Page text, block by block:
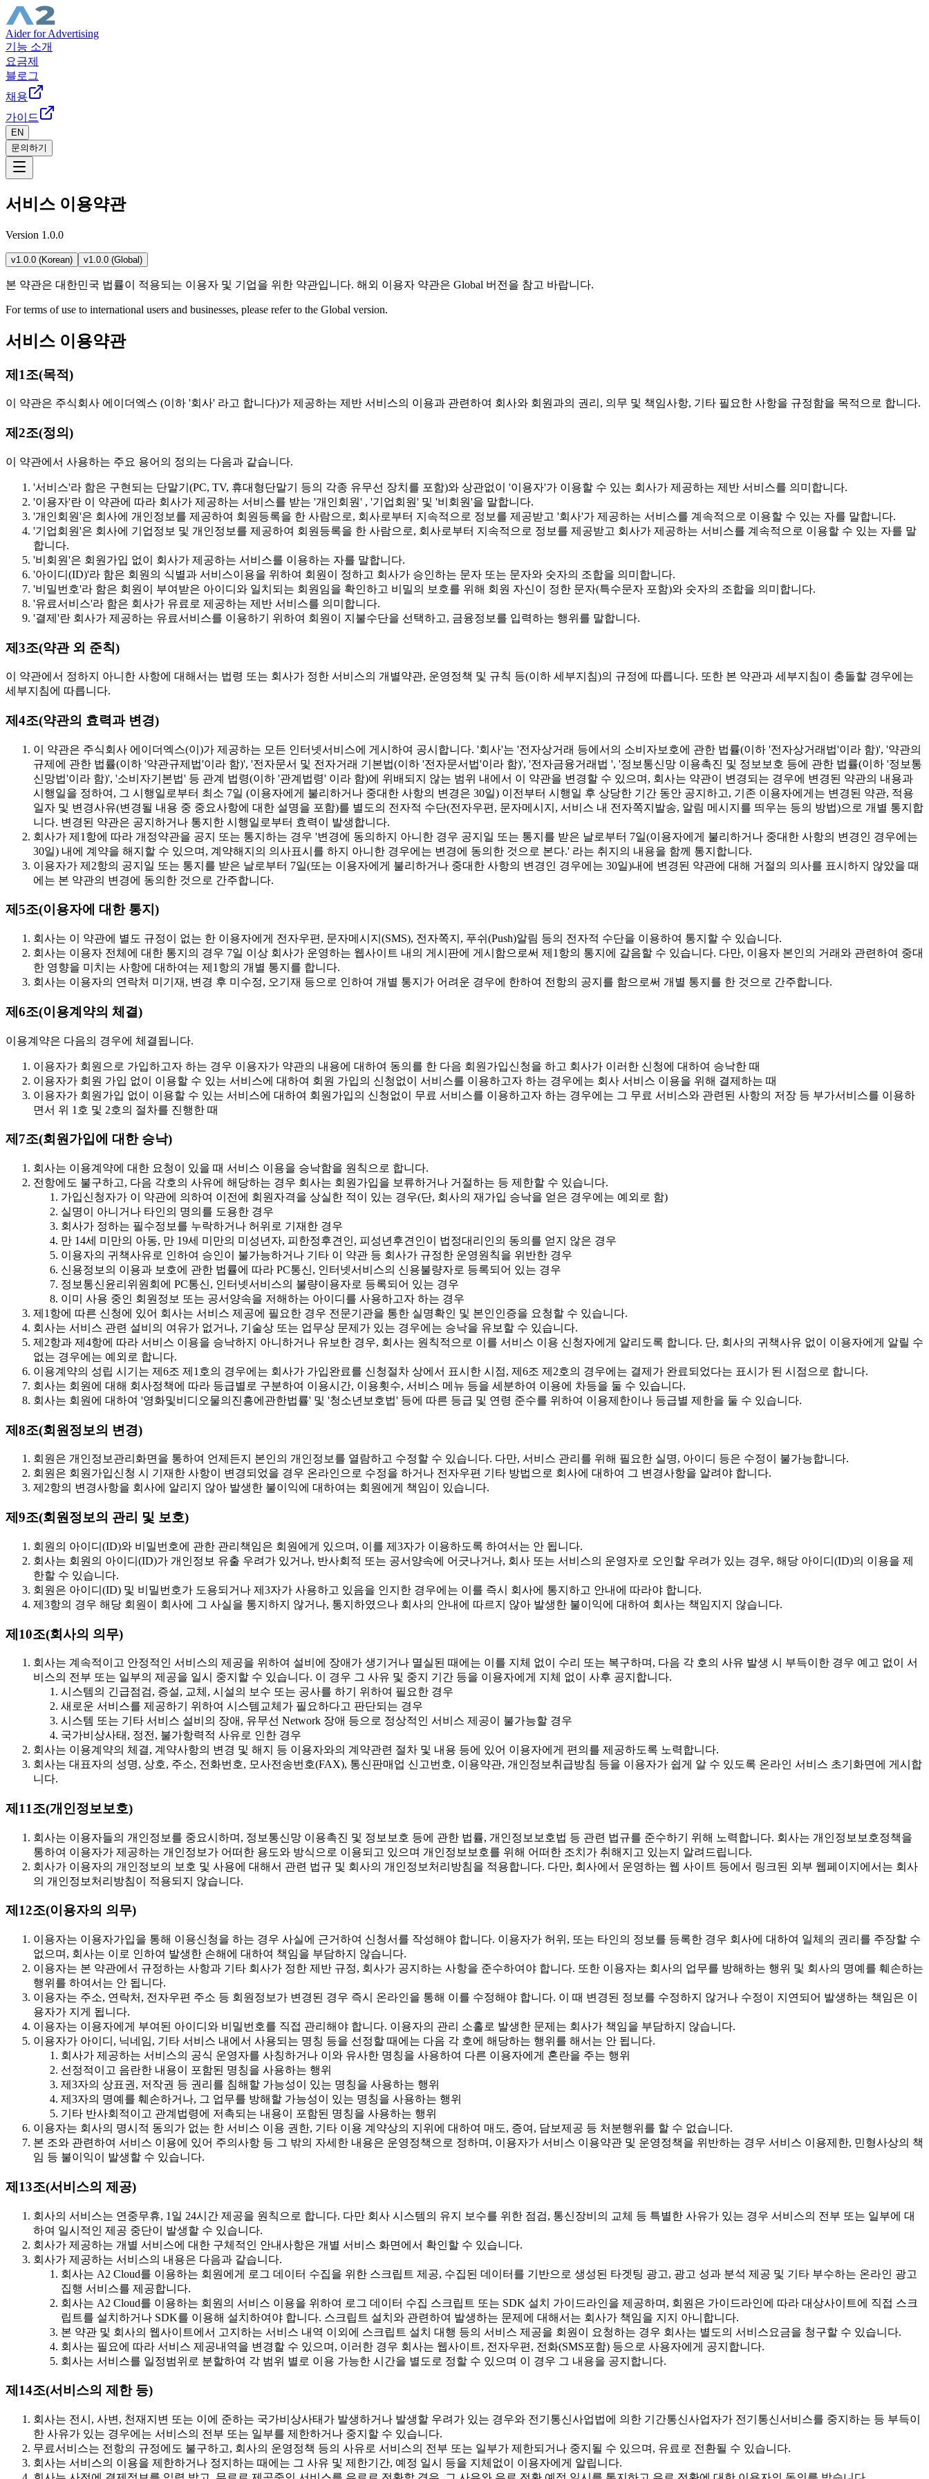
Aider for Advertising
기능 소개
요금제
블로그
채용
가이드
EN
문의하기
서비스 이용약관
Version 1.0.0
v1.0.0 (Korean) v1.0.0 (Global)
본 약관은 대한민국 법률이 적용되는 이용자 및 기업을 위한 약관입니다. 해외 이용자 약관은 Global 버전을 참고 바랍니다.
For terms of use to international users and businesses, please refer to the Global version.
서비스 이용약관
제1조(목적)
이 약관은 주식회사 에이더엑스 (이하 '회사' 라고 합니다)가 제공하는 제반 서비스의 이용과 관련하여 회사와 회원과의 권리, 의무 및 책임사항, 기타 필요한 사항을 규정함을 목적으로 합니다.
제2조(정의)
이 약관에서 사용하는 주요 용어의 정의는 다음과 같습니다.
'서비스'라 함은 구현되는 단말기(PC, TV, 휴대형단말기 등의 각종 유무선 장치를 포함)와 상관없이 '이용자'가 이용할 수 있는 회사가 제공하는 제반 서비스를 의미합니다.
'이용자'란 이 약관에 따라 회사가 제공하는 서비스를 받는 '개인회원' , '기업회원' 및 '비회원'을 말합니다.
'개인회원'은 회사에 개인정보를 제공하여 회원등록을 한 사람으로, 회사로부터 지속적으로 정보를 제공받고 '회사'가 제공하는 서비스를 계속적으로 이용할 수 있는 자를 말합니다.
'기업회원'은 회사에 기업정보 및 개인정보를 제공하여 회원등록을 한 사람으로, 회사로부터 지속적으로 정보를 제공받고 회사가 제공하는 서비스를 계속적으로 이용할 수 있는 자를 말
합니다.
'비회원'은 회원가입 없이 회사가 제공하는 서비스를 이용하는 자를 말합니다.
'아이디(ID)'라 함은 회원의 식별과 서비스이용을 위하여 회원이 정하고 회사가 승인하는 문자 또는 문자와 숫자의 조합을 의미합니다.
'비밀번호'라 함은 회원이 부여받은 아이디와 일치되는 회원임을 확인하고 비밀의 보호를 위해 회원 자신이 정한 문자(특수문자 포함)와 숫자의 조합을 의미합니다.
'유료서비스'라 함은 회사가 유료로 제공하는 제반 서비스를 의미합니다.
'결제'란 회사가 제공하는 유료서비스를 이용하기 위하여 회원이 지불수단을 선택하고, 금융정보를 입력하는 행위를 말합니다.
제3조(약관 외 준칙)
이 약관에서 정하지 아니한 사항에 대해서는 법령 또는 회사가 정한 서비스의 개별약관, 운영정책 및 규칙 등(이하 세부지침)의 규정에 따릅니다. 또한 본 약관과 세부지침이 충돌할 경우에는
세부지침에 따릅니다.
제4조(약관의 효력과 변경)
이 약관은 주식회사 에이더엑스(이)가 제공하는 모든 인터넷서비스에 게시하여 공시합니다. '회사'는 '전자상거래 등에서의 소비자보호에 관한 법률(이하 '전자상거래법'이라 함)', '약관의
규제에 관한 법률(이하 '약관규제법'이라 함)', '전자문서 및 전자거래 기본법(이하 '전자문서법'이라 함)', '전자금융거래법 ', '정보통신망 이용촉진 및 정보보호 등에 관한 법률(이하 '정보통
신망법'이라 함)', '소비자기본법' 등 관계 법령(이하 '관계법령' 이라 함)에 위배되지 않는 범위 내에서 이 약관을 변경할 수 있으며, 회사는 약관이 변경되는 경우에 변경된 약관의 내용과
시행일을 정하여, 그 시행일로부터 최소 7일 (이용자에게 불리하거나 중대한 사항의 변경은 30일) 이전부터 시행일 후 상당한 기간 동안 공지하고, 기존 이용자에게는 변경된 약관, 적용
일자 및 변경사유(변경될 내용 중 중요사항에 대한 설명을 포함)를 별도의 전자적 수단(전자우편, 문자메시지, 서비스 내 전자쪽지발송, 알림 메시지를 띄우는 등의 방법)으로 개별 통지합
니다. 변경된 약관은 공지하거나 통지한 시행일로부터 효력이 발생합니다.
회사가 제1항에 따라 개정약관을 공지 또는 통지하는 경우 '변경에 동의하지 아니한 경우 공지일 또는 통지를 받은 날로부터 7일(이용자에게 불리하거나 중대한 사항의 변경인 경우에는
30일) 내에 계약을 해지할 수 있으며, 계약해지의 의사표시를 하지 아니한 경우에는 변경에 동의한 것으로 본다.' 라는 취지의 내용을 함께 통지합니다.
이용자가 제2항의 공지일 또는 통지를 받은 날로부터 7일(또는 이용자에게 불리하거나 중대한 사항의 변경인 경우에는 30일)내에 변경된 약관에 대해 거절의 의사를 표시하지 않았을 때
에는 본 약관의 변경에 동의한 것으로 간주합니다.
제5조(이용자에 대한 통지)
회사는 이 약관에 별도 규정이 없는 한 이용자에게 전자우편, 문자메시지(SMS), 전자쪽지, 푸쉬(Push)알림 등의 전자적 수단을 이용하여 통지할 수 있습니다.
회사는 이용자 전체에 대한 통지의 경우 7일 이상 회사가 운영하는 웹사이트 내의 게시판에 게시함으로써 제1항의 통지에 갈음할 수 있습니다. 다만, 이용자 본인의 거래와 관련하여 중대
한 영향을 미치는 사항에 대하여는 제1항의 개별 통지를 합니다.
회사는 이용자의 연락처 미기재, 변경 후 미수정, 오기재 등으로 인하여 개별 통지가 어려운 경우에 한하여 전항의 공지를 함으로써 개별 통지를 한 것으로 간주합니다.
제6조(이용계약의 체결)
이용계약은 다음의 경우에 체결됩니다.
이용자가 회원으로 가입하고자 하는 경우 이용자가 약관의 내용에 대하여 동의를 한 다음 회원가입신청을 하고 회사가 이러한 신청에 대하여 승낙한 때
이용자가 회원 가입 없이 이용할 수 있는 서비스에 대하여 회원 가입의 신청없이 서비스를 이용하고자 하는 경우에는 회사 서비스 이용을 위해 결제하는 때
이용자가 회원가입 없이 이용할 수 있는 서비스에 대하여 회원가입의 신청없이 무료 서비스를 이용하고자 하는 경우에는 그 무료 서비스와 관련된 사항의 저장 등 부가서비스를 이용하
면서 위 1호 및 2호의 절차를 진행한 때
제7조(회원가입에 대한 승낙)
회사는 이용계약에 대한 요청이 있을 때 서비스 이용을 승낙함을 원칙으로 합니다.
전항에도 불구하고, 다음 각호의 사유에 해당하는 경우 회사는 회원가입을 보류하거나 거절하는 등 제한할 수 있습니다.
가입신청자가 이 약관에 의하여 이전에 회원자격을 상실한 적이 있는 경우(단, 회사의 재가입 승낙을 얻은 경우에는 예외로 함)
실명이 아니거나 타인의 명의를 도용한 경우
회사가 정하는 필수정보를 누락하거나 허위로 기재한 경우
만 14세 미만의 아동, 만 19세 미만의 미성년자, 피한정후견인, 피성년후견인이 법정대리인의 동의를 얻지 않은 경우
이용자의 귀책사유로 인하여 승인이 불가능하거나 기타 이 약관 등 회사가 규정한 운영원칙을 위반한 경우
신용정보의 이용과 보호에 관한 법률에 따라 PC통신, 인터넷서비스의 신용불량자로 등록되어 있는 경우
정보통신윤리위원회에 PC통신, 인터넷서비스의 불량이용자로 등록되어 있는 경우
이미 사용 중인 회원정보 또는 공서양속을 저해하는 아이디를 사용하고자 하는 경우
제1항에 따른 신청에 있어 회사는 서비스 제공에 필요한 경우 전문기관을 통한 실명확인 및 본인인증을 요청할 수 있습니다.
회사는 서비스 관련 설비의 여유가 없거나, 기술상 또는 업무상 문제가 있는 경우에는 승낙을 유보할 수 있습니다.
제2항과 제4항에 따라 서비스 이용을 승낙하지 아니하거나 유보한 경우, 회사는 원칙적으로 이를 서비스 이용 신청자에게 알리도록 합니다. 단, 회사의 귀책사유 없이 이용자에게 알릴 수
없는 경우에는 예외로 합니다.
이용계약의 성립 시기는 제6조 제1호의 경우에는 회사가 가입완료를 신청절차 상에서 표시한 시점, 제6조 제2호의 경우에는 결제가 완료되었다는 표시가 된 시점으로 합니다.
회사는 회원에 대해 회사정책에 따라 등급별로 구분하여 이용시간, 이용횟수, 서비스 메뉴 등을 세분하여 이용에 차등을 둘 수 있습니다.
회사는 회원에 대하여 '영화및비디오물의진흥에관한법률' 및 '청소년보호법' 등에 따른 등급 및 연령 준수를 위하여 이용제한이나 등급별 제한을 둘 수 있습니다.
제8조(회원정보의 변경)
회원은 개인정보관리화면을 통하여 언제든지 본인의 개인정보를 열람하고 수정할 수 있습니다. 다만, 서비스 관리를 위해 필요한 실명, 아이디 등은 수정이 불가능합니다.
회원은 회원가입신청 시 기재한 사항이 변경되었을 경우 온라인으로 수정을 하거나 전자우편 기타 방법으로 회사에 대하여 그 변경사항을 알려야 합니다.
제2항의 변경사항을 회사에 알리지 않아 발생한 불이익에 대하여는 회원에게 책임이 있습니다.
제9조(회원정보의 관리 및 보호)
회원의 아이디(ID)와 비밀번호에 관한 관리책임은 회원에게 있으며, 이를 제3자가 이용하도록 하여서는 안 됩니다.
회사는 회원의 아이디(ID)가 개인정보 유출 우려가 있거나, 반사회적 또는 공서양속에 어긋나거나, 회사 또는 서비스의 운영자로 오인할 우려가 있는 경우, 해당 아이디(ID)의 이용을 제
한할 수 있습니다.
회원은 아이디(ID) 및 비밀번호가 도용되거나 제3자가 사용하고 있음을 인지한 경우에는 이를 즉시 회사에 통지하고 안내에 따라야 합니다.
제3항의 경우 해당 회원이 회사에 그 사실을 통지하지 않거나, 통지하였으나 회사의 안내에 따르지 않아 발생한 불이익에 대하여 회사는 책임지지 않습니다.
제10조(회사의 의무)
회사는 계속적이고 안정적인 서비스의 제공을 위하여 설비에 장애가 생기거나 멸실된 때에는 이를 지체 없이 수리 또는 복구하며, 다음 각 호의 사유 발생 시 부득이한 경우 예고 없이 서
비스의 전부 또는 일부의 제공을 일시 중지할 수 있습니다. 이 경우 그 사유 및 중지 기간 등을 이용자에게 지체 없이 사후 공지합니다.
시스템의 긴급점검, 증설, 교체, 시설의 보수 또는 공사를 하기 위하여 필요한 경우
새로운 서비스를 제공하기 위하여 시스템교체가 필요하다고 판단되는 경우
시스템 또는 기타 서비스 설비의 장애, 유무선 Network 장애 등으로 정상적인 서비스 제공이 불가능할 경우
국가비상사태, 정전, 불가항력적 사유로 인한 경우
회사는 이용계약의 체결, 계약사항의 변경 및 해지 등 이용자와의 계약관련 절차 및 내용 등에 있어 이용자에게 편의를 제공하도록 노력합니다.
회사는 대표자의 성명, 상호, 주소, 전화번호, 모사전송번호(FAX), 통신판매업 신고번호, 이용약관, 개인정보취급방침 등을 이용자가 쉽게 알 수 있도록 온라인 서비스 초기화면에 게시합
니다.
제11조(개인정보보호)
회사는 이용자들의 개인정보를 중요시하며, 정보통신망 이용촉진 및 정보보호 등에 관한 법률, 개인정보보호법 등 관련 법규를 준수하기 위해 노력합니다. 회사는 개인정보보호정책을
통하여 이용자가 제공하는 개인정보가 어떠한 용도와 방식으로 이용되고 있으며 개인정보보호를 위해 어떠한 조치가 취해지고 있는지 알려드립니다.
회사가 이용자의 개인정보의 보호 및 사용에 대해서 관련 법규 및 회사의 개인정보처리방침을 적용합니다. 다만, 회사에서 운영하는 웹 사이트 등에서 링크된 외부 웹페이지에서는 회사
의 개인정보처리방침이 적용되지 않습니다.
제12조(이용자의 의무)
이용자는 이용자가입을 통해 이용신청을 하는 경우 사실에 근거하여 신청서를 작성해야 합니다. 이용자가 허위, 또는 타인의 정보를 등록한 경우 회사에 대하여 일체의 권리를 주장할 수
없으며, 회사는 이로 인하여 발생한 손해에 대하여 책임을 부담하지 않습니다.
이용자는 본 약관에서 규정하는 사항과 기타 회사가 정한 제반 규정, 회사가 공지하는 사항을 준수하여야 합니다. 또한 이용자는 회사의 업무를 방해하는 행위 및 회사의 명예를 훼손하는
행위를 하여서는 안 됩니다.
이용자는 주소, 연락처, 전자우편 주소 등 회원정보가 변경된 경우 즉시 온라인을 통해 이를 수정해야 합니다. 이 때 변경된 정보를 수정하지 않거나 수정이 지연되어 발생하는 책임은 이
용자가 지게 됩니다.
이용자는 이용자에게 부여된 아이디와 비밀번호를 직접 관리해야 합니다. 이용자의 관리 소홀로 발생한 문제는 회사가 책임을 부담하지 않습니다.
이용자가 아이디, 닉네임, 기타 서비스 내에서 사용되는 명칭 등을 선정할 때에는 다음 각 호에 해당하는 행위를 해서는 안 됩니다.
회사가 제공하는 서비스의 공식 운영자를 사칭하거나 이와 유사한 명칭을 사용하여 다른 이용자에게 혼란을 주는 행위
선정적이고 음란한 내용이 포함된 명칭을 사용하는 행위
제3자의 상표권, 저작권 등 권리를 침해할 가능성이 있는 명칭을 사용하는 행위
제3자의 명예를 훼손하거나, 그 업무를 방해할 가능성이 있는 명칭을 사용하는 행위
기타 반사회적이고 관계법령에 저촉되는 내용이 포함된 명칭을 사용하는 행위
이용자는 회사의 명시적 동의가 없는 한 서비스 이용 권한, 기타 이용 계약상의 지위에 대하여 매도, 증여, 담보제공 등 처분행위를 할 수 없습니다.
본 조와 관련하여 서비스 이용에 있어 주의사항 등 그 밖의 자세한 내용은 운영정책으로 정하며, 이용자가 서비스 이용약관 및 운영정책을 위반하는 경우 서비스 이용제한, 민형사상의 책
임 등 불이익이 발생할 수 있습니다.
제13조(서비스의 제공)
회사의 서비스는 연중무휴, 1일 24시간 제공을 원칙으로 합니다. 다만 회사 시스템의 유지 보수를 위한 점검, 통신장비의 교체 등 특별한 사유가 있는 경우 서비스의 전부 또는 일부에 대
하여 일시적인 제공 중단이 발생할 수 있습니다.
회사가 제공하는 개별 서비스에 대한 구체적인 안내사항은 개별 서비스 화면에서 확인할 수 있습니다.
회사가 제공하는 서비스의 내용은 다음과 같습니다.
회사는 A2 Cloud를 이용하는 회원에게 로그 데이터 수집을 위한 스크립트 제공, 수집된 데이터를 기반으로 생성된 타겟팅 광고, 광고 성과 분석 제공 및 기타 부수하는 온라인 광고
집행 서비스를 제공합니다.
회사는 A2 Cloud를 이용하는 회원의 서비스 이용을 위하여 로그 데이터 수집 스크립트 또는 SDK 설치 가이드라인을 제공하며, 회원은 가이드라인에 따라 대상사이트에 직접 스크
립트를 설치하거나 SDK를 이용해 설치하여야 합니다. 스크립트 설치와 관련하여 발생하는 문제에 대해서는 회사가 책임을 지지 아니합니다.
본 약관 및 회사의 웹사이트에서 고지하는 서비스 내역 이외에 스크립트 설치 대행 등의 서비스 제공을 회원이 요청하는 경우 회사는 별도의 서비스요금을 청구할 수 있습니다.
회사는 필요에 따라 서비스 제공내역을 변경할 수 있으며, 이러한 경우 회사는 웹사이트, 전자우편, 전화(SMS포함) 등으로 사용자에게 공지합니다.
회사는 서비스를 일정범위로 분할하여 각 범위 별로 이용 가능한 시간을 별도로 정할 수 있으며 이 경우 그 내용을 공지합니다.
제14조(서비스의 제한 등)
회사는 전시, 사변, 천재지변 또는 이에 준하는 국가비상사태가 발생하거나 발생할 우려가 있는 경우와 전기통신사업법에 의한 기간통신사업자가 전기통신서비스를 중지하는 등 부득이
한 사유가 있는 경우에는 서비스의 전부 또는 일부를 제한하거나 중지할 수 있습니다.
무료서비스는 전항의 규정에도 불구하고, 회사의 운영정책 등의 사유로 서비스의 전부 또는 일부가 제한되거나 중지될 수 있으며, 유료로 전환될 수 있습니다.
회사는 서비스의 이용을 제한하거나 정지하는 때에는 그 사유 및 제한기간, 예정 일시 등을 지체없이 이용자에게 알립니다.